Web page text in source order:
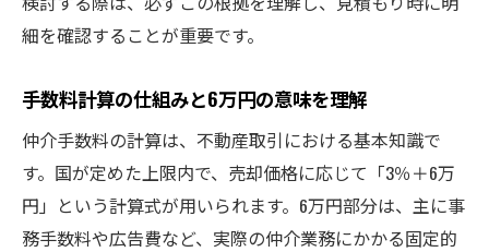
細を確認することが重要です。
手数料計算の仕組みと6万円の意味を理解
仲介手数料の計算は、不動産取引における基本知識で
す。国が定めた上限内で、売却価格に応じて「3％＋6万
円」という計算式が用いられます。6万円部分は、主に事
務手数料や広告費など、実際の仲介業務にかかる固定的